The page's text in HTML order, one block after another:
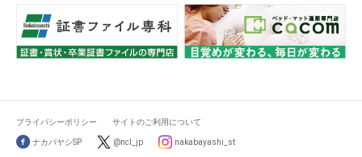
プライバシーポリシー サイトのご利用について
ナカバヤシSP @ncl_jp nakabayashi_st